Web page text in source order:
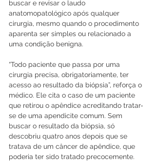
buscar e revisar o laudo
anatomopatológico após qualquer
cirurgia, mesmo quando o procedimento
aparenta ser simples ou relacionado a
uma condição benigna.
“Todo paciente que passa por uma
cirurgia precisa, obrigatoriamente, ter
acesso ao resultado da biópsia”, reforça o
médico. Ele cita o caso de um paciente
que retirou o apêndice acreditando tratar-
se de uma apendicite comum. Sem
buscar o resultado da biópsia, só
descobriu quatro anos depois que se
tratava de um câncer de apêndice, que
poderia ter sido tratado precocemente.